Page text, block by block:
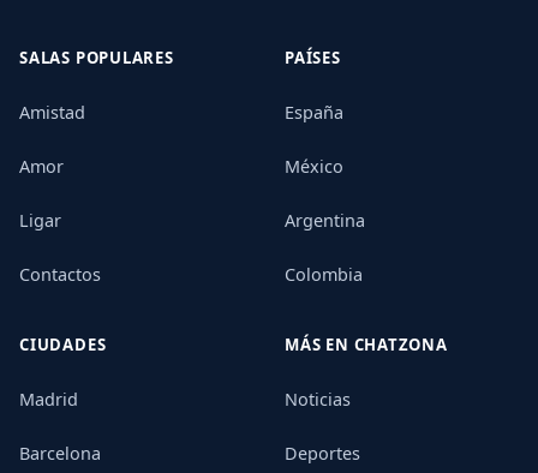
SALAS POPULARES
Amistad
Amor
Ligar
Contactos
PAÍSES
España
México
Argentina
Colombia
CIUDADES
Madrid
Barcelona
MÁS EN CHATZONA
Noticias
Deportes